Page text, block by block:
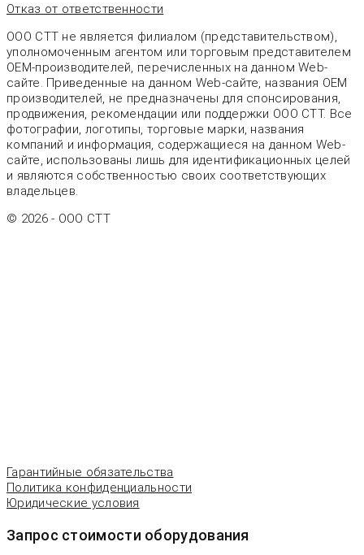
Отказ от ответственности
ООО СТТ не является филиалом (представительством),
уполномоченным агентом или торговым представителем
OEM-производителей, перечисленных на данном Web-
сайте. Приведенные на данном Web-сайте, названия OEM
производителей, не предназначены для спонсирования,
продвижения, рекомендации или поддержки ООО СТТ. Все
фотографии, логотипы, торговые марки, названия
компаний и информация, содержащиеся на данном Web-
сайте, использованы лишь для идентификационных целей
и являются собственностью своих соответствующих
владельцев.
© 2026 - OOO CTT
Гарантийные обязательства
Политика конфиденциальности
Юридические условия
Запрос стоимости оборудования